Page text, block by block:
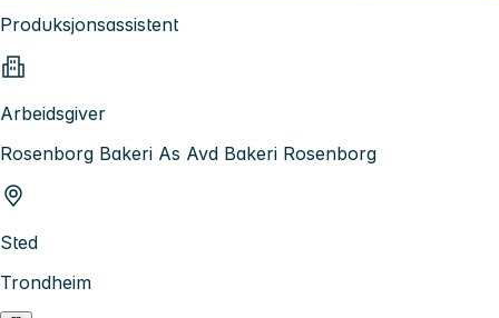
Produksjonsassistent
Arbeidsgiver
Rosenborg Bakeri As Avd Bakeri Rosenborg
Sted
Trondheim